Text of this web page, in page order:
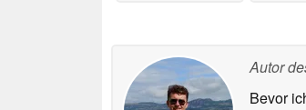
Autor
Bevor